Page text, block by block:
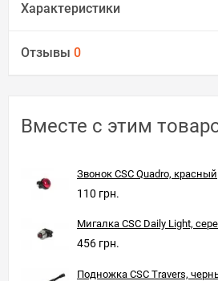
Характеристики
Отзывы 0
Вместе с этим
Звонок CSC Quadro, красный
110 грн.
Мигалка CSC Daily Light,
456 грн.
Подножка CSC Travers,